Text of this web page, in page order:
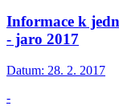
Informace k
- jaro 2017
Datum: 28. 2. 2017
-